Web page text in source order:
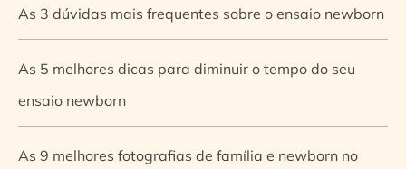
As 3 dúvidas mais frequentes sobre o ensaio newborn
As 5 melhores dicas para diminuir o tempo do seu
ensaio newborn
As 9 melhores fotografias de família e newborn no